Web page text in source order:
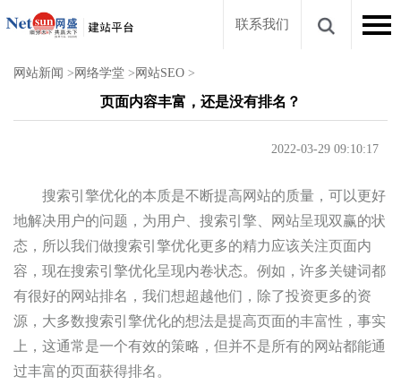
联系我们
网站新闻 > 网络学堂 > 网站SEO >
页面内容丰富，还是没有排名？
2022-03-29 09:10:17
搜索引擎优化的本质是不断提高网站的质量，可以更好
地解决用户的问题，为用户、搜索引擎、网站呈现双赢的状
态，所以我们做搜索引擎优化更多的精力应该关注页面内
容，现在搜索引擎优化呈现内卷状态。例如，许多关键词都
有很好的网站排名，我们想超越他们，除了投资更多的资
源，大多数搜索引擎优化的想法是提高页面的丰富性，事实
上，这通常是一个有效的策略，但并不是所有的网站都能通
过丰富的页面获得排名。